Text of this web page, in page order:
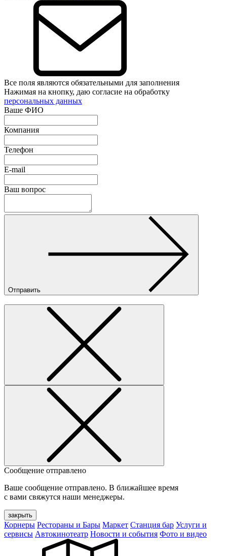
Все поля являются обязательными для заполнения
Нажимая на кнопку, даю согласие на обработку
персональных данных
Ваше ФИО
Компания
Телефон
E-mail
Ваш вопрос
Отправить
Сообщение отправлено
Ваше сообщение отправлено. В ближайшее время
с вами свяжутся наши менеджеры.
закрыть
Корнеры Рестораны и Бары Маркет Станция бар Услуги и
сервисы Автокинотеатр Новости и события Фото и видео